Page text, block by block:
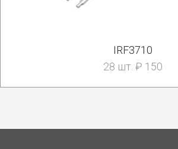
IRF3710
28 шт. ₽ 150